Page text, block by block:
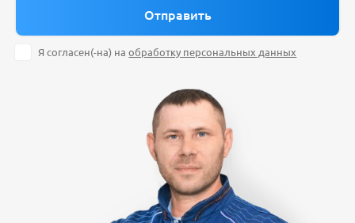
Я согласен(-на) наобработку персональных данных